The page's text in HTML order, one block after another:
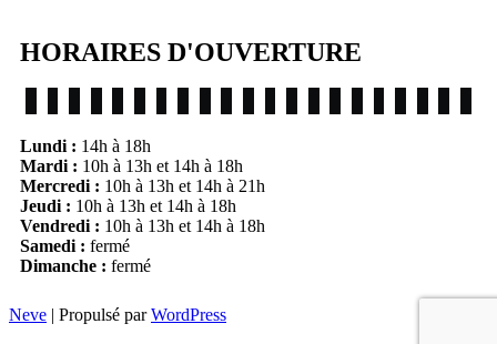
HORAIRES D'OUVERTURE
Lundi : 14h à 18h
Mardi : 10h à 13h et 14h à 18h
Mercredi : 10h à 13h et 14h à 21h
Jeudi : 10h à 13h et 14h à 18h
Vendredi : 10h à 13h et 14h à 18h
Samedi : fermé
Dimanche : fermé
Neve | Propulsé parWordPress